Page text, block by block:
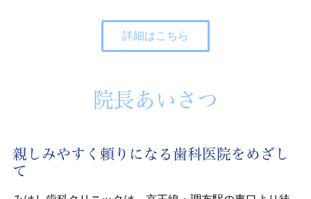
詳細はこちら
院長あいさつ
親しみやすく頼りになる歯科医院をめざし
て